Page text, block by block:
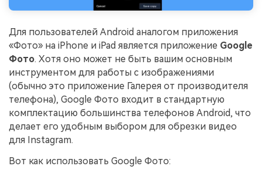
Для пользователей Android аналогом приложения
«Фото» на iPhone и iPad является приложение Google
Фото. Хотя оно может не быть вашим основным
инструментом для работы с изображениями
(обычно это приложение Галерея от производителя
телефона), Google Фото входит в стандартную
комплектацию большинства телефонов Android, что
делает его удобным выбором для обрезки видео
для Instagram.
Вот как использовать Google Фото: